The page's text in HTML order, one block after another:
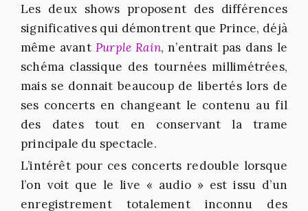
Les deux shows proposent des différences
significatives qui démontrent que Prince, déjà
même avant Purple Rain, n’entrait pas dans le
schéma classique des tournées millimétrées,
mais se donnait beaucoup de libertés lors de
ses concerts en changeant le contenu au fil
des dates tout en conservant la trame
principale du spectacle.
L’intérêt pour ces concerts redouble lorsque
l’on voit que le live « audio » est issu d’un
enregistrement totalement inconnu des